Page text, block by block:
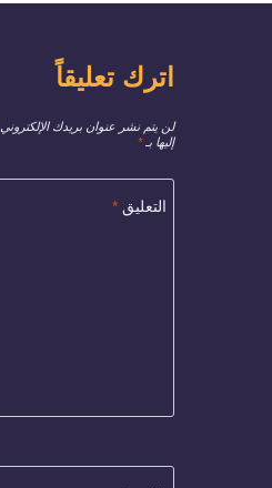
اترك تعليقاً
لن يتم نشر عنوان بريدك الإلكتروني.
إليها بـ*
التعليق *